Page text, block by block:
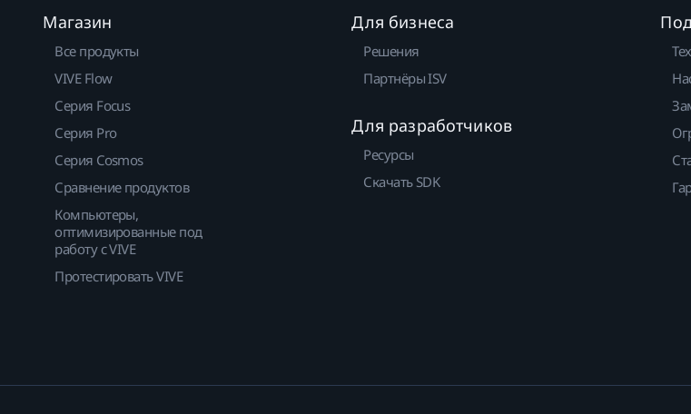
Магазин
Все продукты
VIVE Flow
Серия Focus
Серия Pro
Серия Cosmos
Сравнение продуктов
Компьютеры,
оптимизированные под
работу с VIVE
Протестировать VIVE
Для бизнеса
Решения
Партнёры ISV
Для разработчиков
Ресурсы
Скачать SDK